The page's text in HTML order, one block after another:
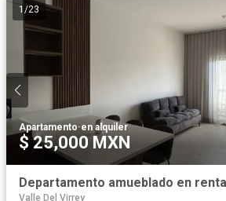
1/23
Apartamento·en alquiler
$ 25,000 MXN
Valle Del Virrey